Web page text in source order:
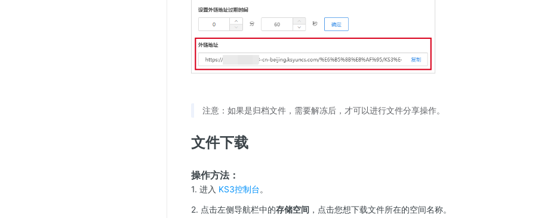
注意：如果是归档文件，需要解冻后，才可以进行文件分享操作。
文件下载
操作方法：
1. 进入 KS3控制台。
2. 点击左侧导航栏中的存储空间 ，点击您想下载文件所在的空间名称。